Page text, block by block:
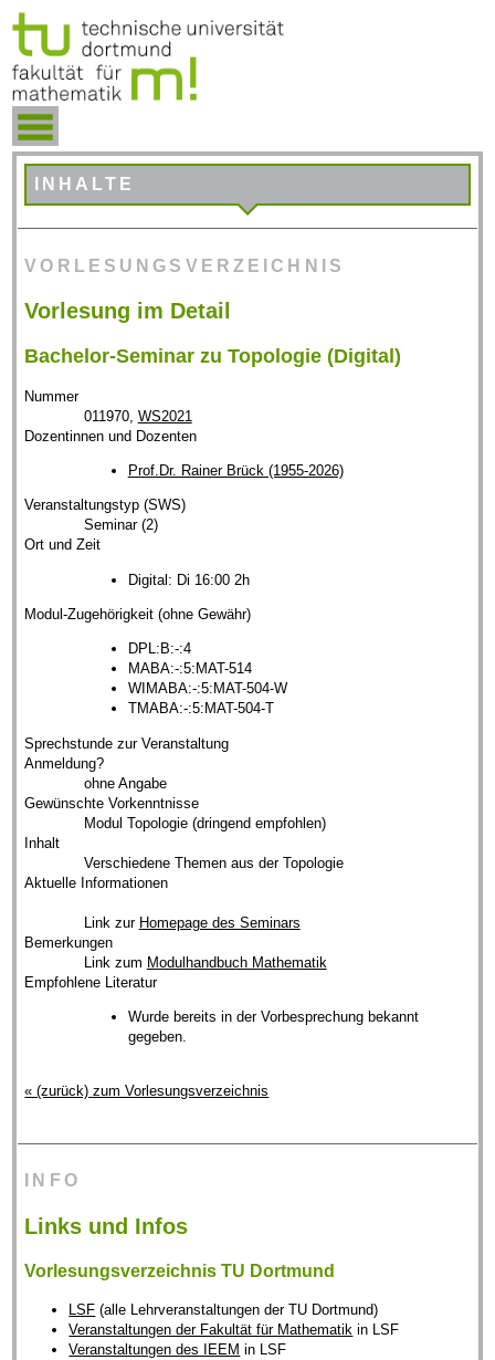
INHALTE
VORLESUNGSVERZEICHNIS
Vorlesung im Detail
Bachelor-Seminar zu Topologie (Digital)
Nummer
011970, WS2021
Dozentinnen und Dozenten
Prof.Dr. Rainer Brück (1955-2026)
Veranstaltungstyp (SWS)
Seminar (2)
Ort und Zeit
Digital: Di 16:00 2h
Modul-Zugehörigkeit (ohne Gewähr)
DPL:B:-:4
MABA:-:5:MAT-514
WIMABA:-:5:MAT-504-W
TMABA:-:5:MAT-504-T
Sprechstunde zur Veranstaltung
Anmeldung?
ohne Angabe
Gewünschte Vorkenntnisse
Modul Topologie (dringend empfohlen)
Inhalt
Verschiedene Themen aus der Topologie
Aktuelle Informationen
Link zur Homepage des Seminars
Bemerkungen
Link zum Modulhandbuch Mathematik
Empfohlene Literatur
Wurde bereits in der Vorbesprechung bekannt
gegeben.
« (zurück) zum Vorlesungsverzeichnis
INFO
Links und Infos
Vorlesungsverzeichnis TU Dortmund
LSF (alle Lehrveranstaltungen der TU Dortmund)
Veranstaltungen der Fakultät für Mathematik in LSF
Veranstaltungen des IEEM in LSF